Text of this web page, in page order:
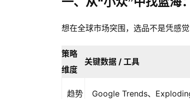
想在全球市场突围，选品不是凭感
策略
维度
关键数据 / 工具
趋势
Google Trends、